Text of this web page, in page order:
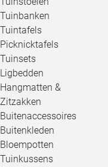
Tuinbanken
Tuintafels
Picknicktafels
Tuinsets
Ligbedden
Hangmatten &
Zitzakken
Buitenaccessoires
Buitenkleden
Bloempotten
Tuinkussens